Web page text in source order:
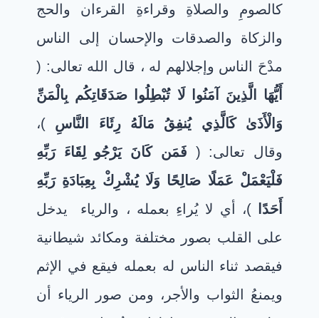
كالصومِ والصلاةِ وقراءةِ القرءان والحج
والزكاة والصدقات والإحسان إلى الناس
مدْحَ الناس وإجلالهم له ، قال الله تعالى: (
أَيُّهَا الَّذِينَ آمَنُوا لَا تُبْطِلُوا صَدَقَاتِكُم بِالْمَنِّ
وَالْأَذَىٰ كَالَّذِي يُنفِقُ مَالَهُ رِئَاءَ النَّاسِ )،
وقال تعالى: ( فَمَن كَانَ يَرْجُو لِقَاءَ رَبِّهِ
فَلْيَعْمَلْ عَمَلًا صَالِحًا وَلَا يُشْرِكْ بِعِبَادَةِ رَبِّهِ
أَحَدًا
)، أي لا يُراءِ بعمله ، والرياء
يدخل
على القلب بصور مختلفة ومكائد شيطانية
فيقصد ثناء الناس له بعمله فيقع في الإثم
ويمنعُ الثواب والأجر، ومن صور الرياء أن